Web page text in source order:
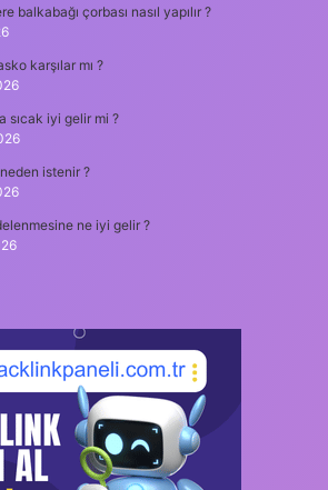
balkabağı çorbası nasıl yapılır ?
karşılar mı ?
sıcak iyi gelir mi ?
istenir ?
ne iyi gelir ?